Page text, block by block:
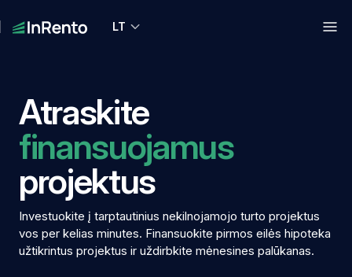
LT
Atraskite
finansuojamus
projektus
Investuokite į tarptautinius nekilnojamojo turto projektus
vos per kelias minutes. Finansuokite pirmos eilės hipoteka
užtikrintus projektus ir uždirbkite mėnesines palūkanas.